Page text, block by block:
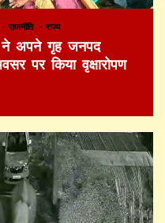
राजनीति राज्य
ने अपने गृह जनपद
पर किया वृक्षारोपण